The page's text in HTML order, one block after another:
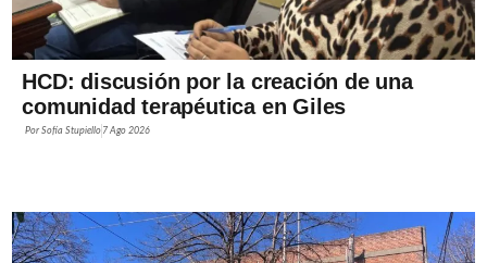
HCD: discusión por la creación de una
comunidad terapéutica en Giles
PorSofía Stupiello 7 Ago 2026